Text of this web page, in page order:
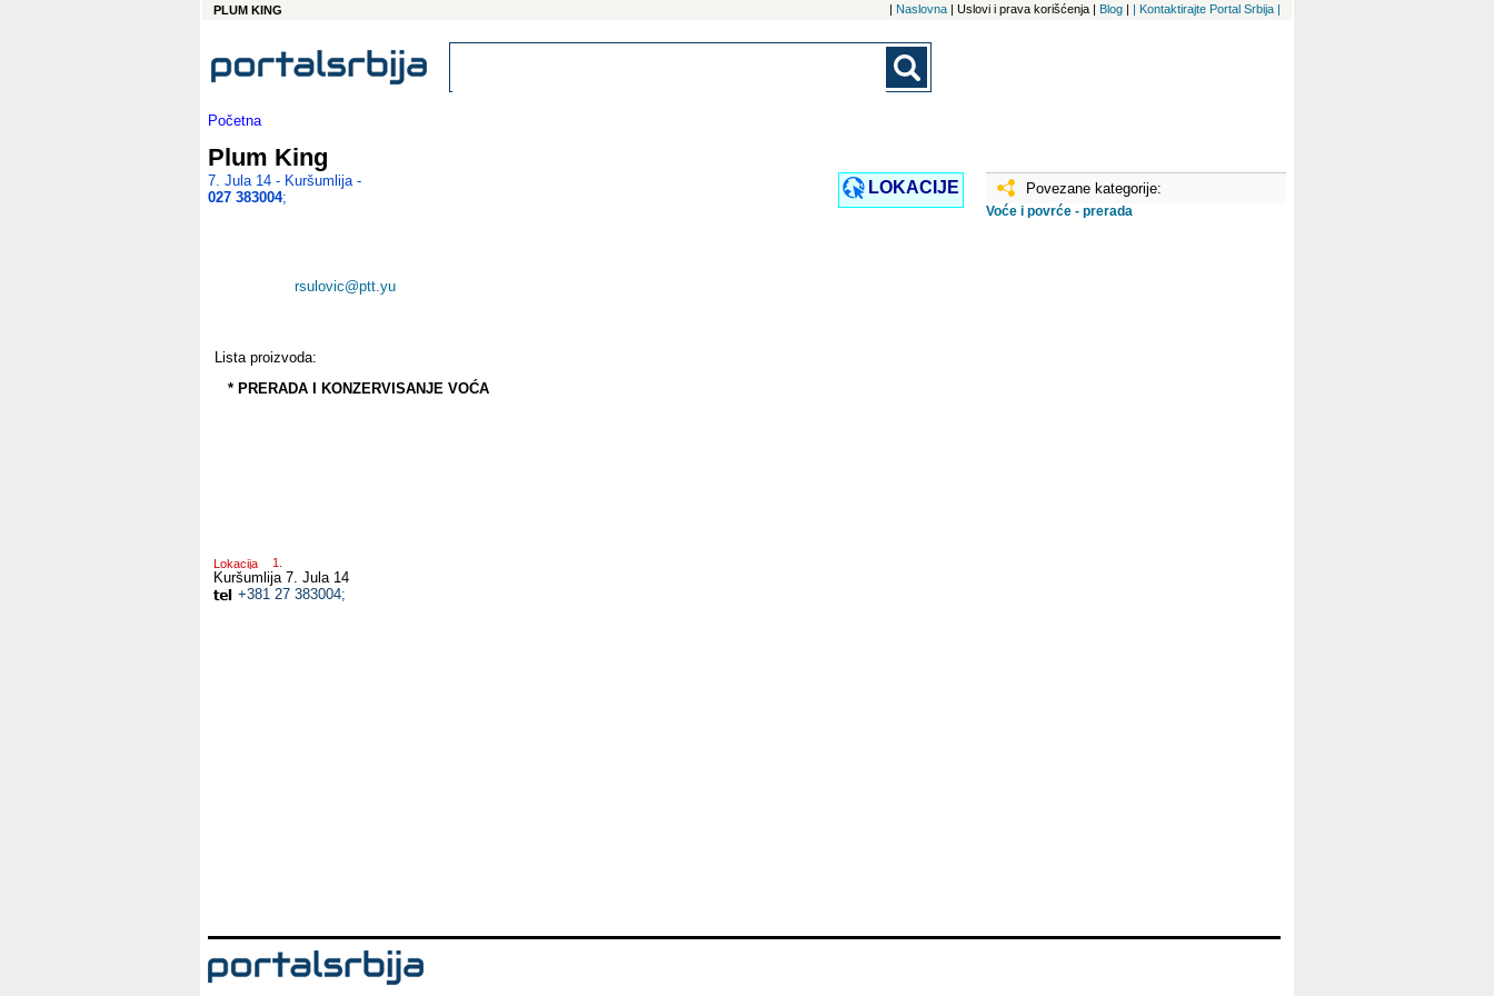
PLUM KING | Naslovna | Uslovi i prava korišćenja | Blog | | Kontaktirajte Portal Srbija |
Početna
Plum King
rsulovic@ptt.yu
Lista proizvoda:
* PRERADA I KONZERVISANJE VOĆA
7. Jula 14 - Kuršumlija -
027 383004;
LOKACIJE
Lokacija
Kuršumlija 7. Jula 14
+381 27 383004;
Povezane kategorije:
Voće i povrće - prerada